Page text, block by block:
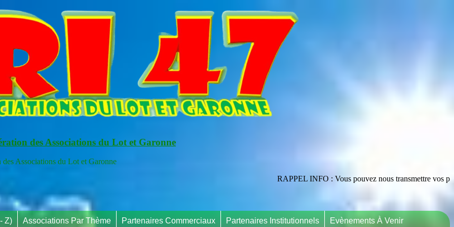
des Associations du Lot et Garonne
Associations du Lot et Garonne
RAPPEL INFO : Vous pouvez nous transmettre vos publications en
Z) Associations Par Thème Partenaires Commerciaux Partenaires Institutionnels Evènements À Venir